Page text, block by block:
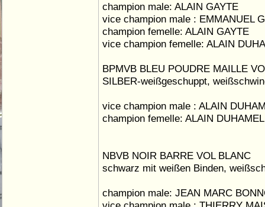
champion male: ALAIN GAYTE
vice champion male : EMMANUEL
champion femelle: ALAIN GAYTE
vice champion femelle: ALAIN
BPMVB BLEU POUDRE MAILLE
SILBER-weißgeschuppt,
vice champion male : ALAIN
champion femelle: ALAIN DUHAMEL
NBVB NOIR BARRE VOL BLANC
schwarz mit weißen Binden,
champion male: JEAN MARC